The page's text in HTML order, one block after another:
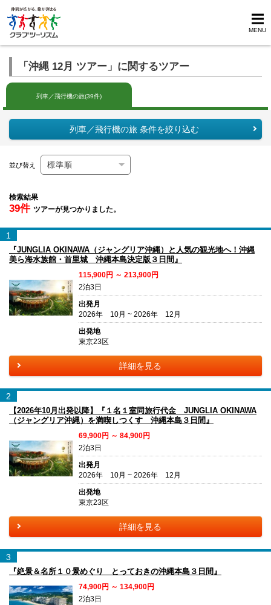
MENU
「沖縄 12月 ツアー」に関するツアー
列車／飛行機の旅(39件)
列車／飛行機の旅 条件を絞り込む
並び替え
検索結果
39件 ツアーが見つかりました。
1
『JUNGLIA OKINAWA（ジャングリア沖縄）と人気の観光地へ！沖縄
美ら海水族館・首里城 沖縄本島決定版３日間』
115,900円 ～ 213,900円
2泊3日
出発月
2026年 10月 ~ 2026年 12月
出発地
東京23区
詳細を見る
2
【2026年10月出発以降】『１名１室同旅行代金 JUNGLIA OKINAWA
（ジャングリア沖縄）を満喫しつくす 沖縄本島３日間』
69,900円 ～ 84,900円
2泊3日
出発月
2026年 10月 ~ 2026年 12月
出発地
東京23区
詳細を見る
3
『絶景＆名所１０景めぐり とっておきの沖縄本島３日間』
74,900円 ～ 134,900円
2泊3日